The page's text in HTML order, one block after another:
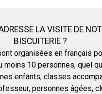
LA VISITE DE
BISCUITERIE ?
organisées en français
moins 10 personnes, quel
enfants, classes
personnes âgées,